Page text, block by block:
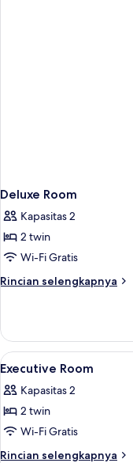
Deluxe Room
Kapasitas 2
2 twin
Wi-Fi Gratis
Rincian selengkapnya
Rincian
Deluxe
Room
Lihat
semua
foto
untuk
Executive
Room
2
Executive Room
Kapasitas 2
2 twin
Wi-Fi Gratis
Rincian selengkapnya
Rincian